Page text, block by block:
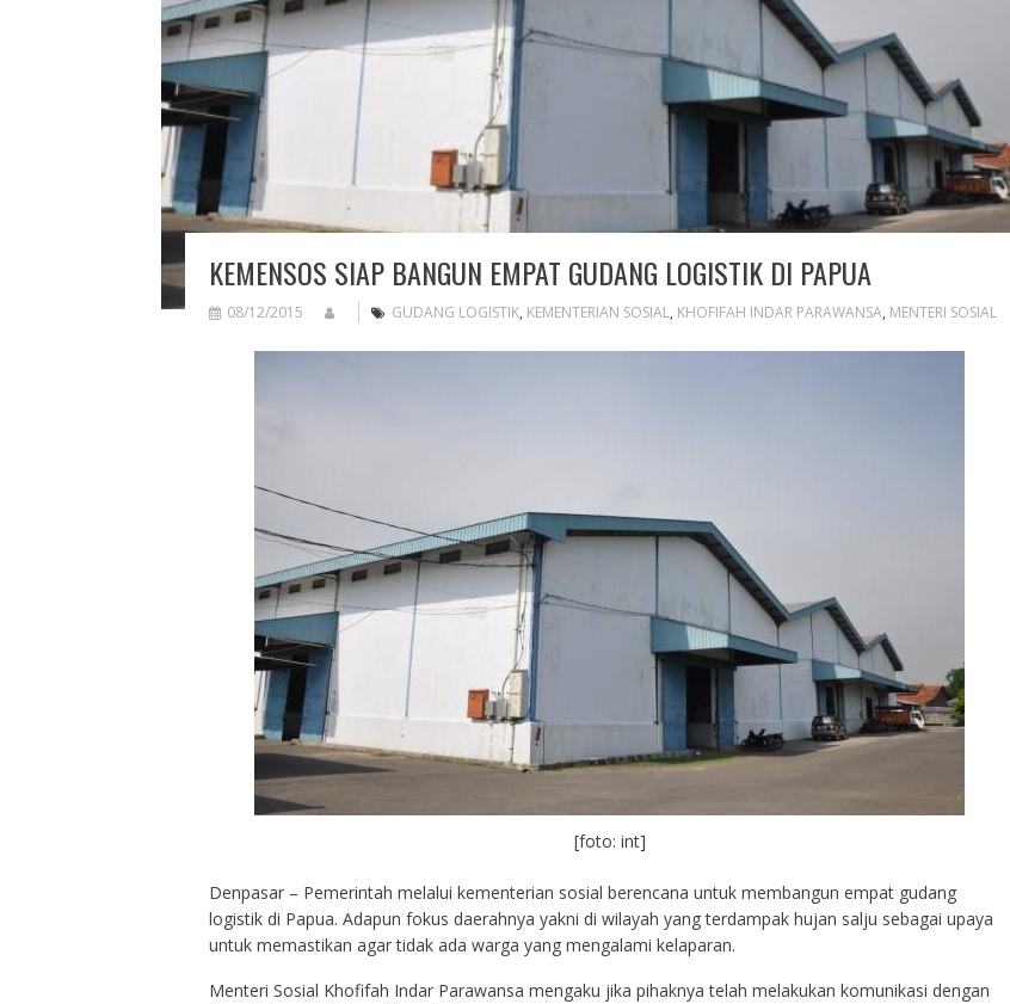
KEMENSOS SIAP BANGUN EMPAT GUDANG LOGISTIK DI PAPUA
08/12/2015 GUDANG LOGISTIK, KEMENTERIAN SOSIAL, KHOFIFAH INDAR PARAWANSA, MENTERI SOSIAL
[foto: int]
Denpasar – Pemerintah melalui kementerian sosial berencana untuk membangun empat gudang
logistik di Papua. Adapun fokus daerahnya yakni di wilayah yang terdampak hujan salju sebagai upaya
untuk memastikan agar tidak ada warga yang mengalami kelaparan.
Menteri Sosial Khofifah Indar Parawansa mengaku jika pihaknya telah melakukan komunikasi dengan